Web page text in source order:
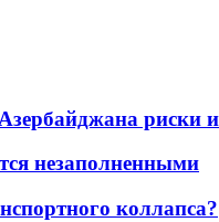
риски
незаполненными
коллапса?